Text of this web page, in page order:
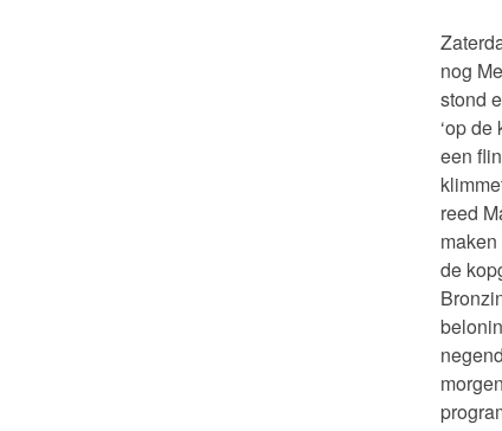
nog
stond
‘op
een
reed
de